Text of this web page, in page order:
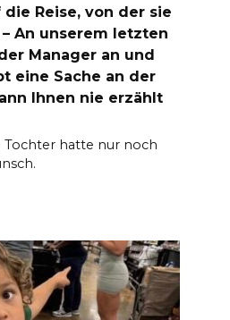
Reise, von der sie
An unserem letzten
Manager an und
eine Sache an der
Ihnen nie erzählt
Tochter hatte nur noch